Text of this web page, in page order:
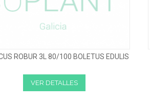
ROBUR 3L 80/100 BOLETUS EDULIS
VER DETALLES